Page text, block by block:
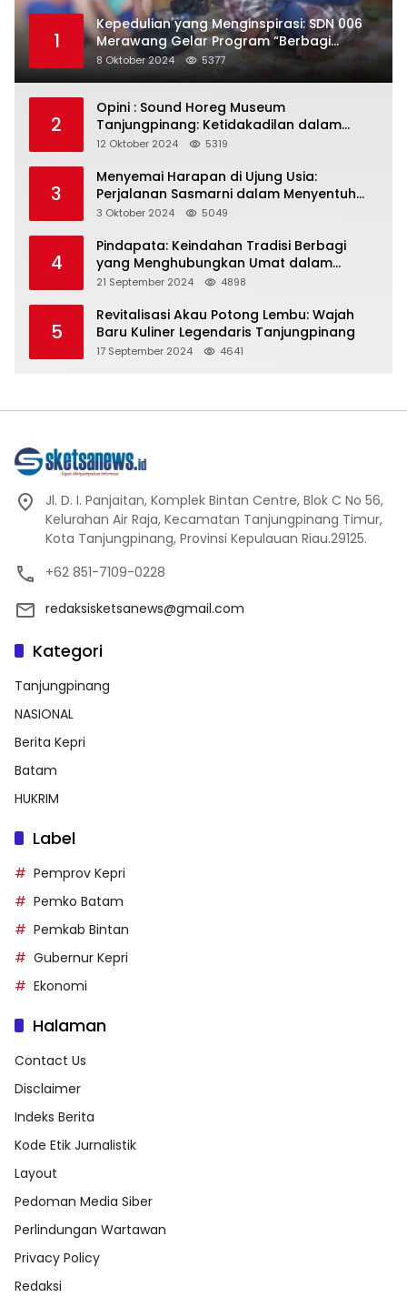
1
Kepedulian yang Menginspirasi: SDN 006
Merawang Gelar Program “Berbagi
Segenggam Beras”
8 Oktober 2024 5377
2
Opini : Sound Horeg Museum
Tanjungpinang: Ketidakadilan dalam
Representasi
12 Oktober 2024 5319
3
Menyemai Harapan di Ujung Usia:
Perjalanan Sasmarni dalam Menyentuh
Hati dan Jiwa
3 Oktober 2024 5049
4
Pindapata: Keindahan Tradisi Berbagi
yang Menghubungkan Umat dalam
Spiritualitas dan Kebersamaan dalam
21 September 2024 4898
5
Revitalisasi Akau Potong Lembu: Wajah
Baru Kuliner Legendaris Tanjungpinang
17 September 2024 4641
Jl. D. I. Panjaitan, Komplek Bintan Centre, Blok C No 56,
Kelurahan Air Raja, Kecamatan Tanjungpinang Timur,
Kota Tanjungpinang, Provinsi Kepulauan Riau.29125.
+62 851-7109-0228
redaksisketsanews@gmail.com
Kategori
Tanjungpinang
NASIONAL
Berita Kepri
Batam
HUKRIM
Label
Pemprov Kepri
Pemko Batam
Pemkab Bintan
Gubernur Kepri
Ekonomi
Halaman
Contact Us
Disclaimer
Indeks Berita
Kode Etik Jurnalistik
Layout
Pedoman Media Siber
Perlindungan Wartawan
Privacy Policy
Redaksi